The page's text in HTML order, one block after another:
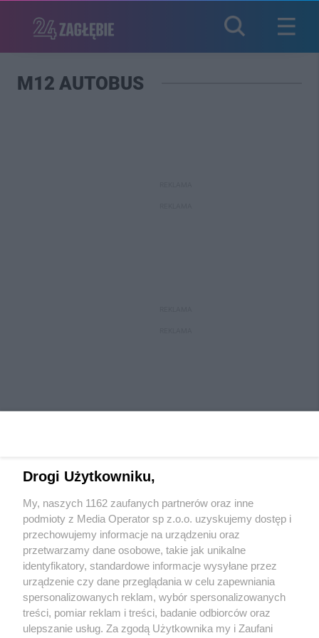
M12 AUTOBUS
Wydawca mediówlokalnych
Nie zapomnij
zapoznać się z:
polityką prywatności
Twojemiasto Skontaktuj się z nami
Drogi Użytkowniku,
My, naszych 1162 zaufanych partnerów oraz inne
podmioty z Media Operator sp z.o.o. uzyskujemy dostęp i
przechowujemy informacje na urządzeniu oraz
przetwarzamy dane osobowe, takie jak unikalne
identyfikatory, standardowe informacje wysyłane przez
urządzenie czy dane przeglądania w celu zapewniania
spersonalizowanych reklam, wybór spersonalizowanych
treści, pomiar reklam i treści, badanie odbiorców oraz
ulepszanie usług. Za zgodą Użytkownika my i Zaufani